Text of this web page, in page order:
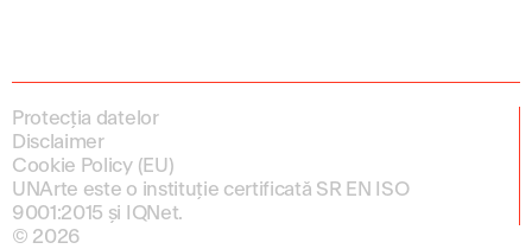
Protecția datelor
Disclaimer
Cookie Policy (EU)
UNArte este o instituție certificată SR EN ISO
9001:2015 și IQNet.
© 2026